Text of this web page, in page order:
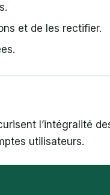
et de les rectifier.
l’intégralité
utilisateurs.